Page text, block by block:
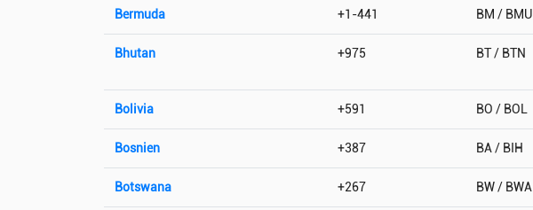
Bermuda +1-441 BM / BMU
Bhutan +975 BT / BTN
Bolivia +591 BO / BOL
Bosnien +387 BA / BIH
Botswana +267 BW / BWA